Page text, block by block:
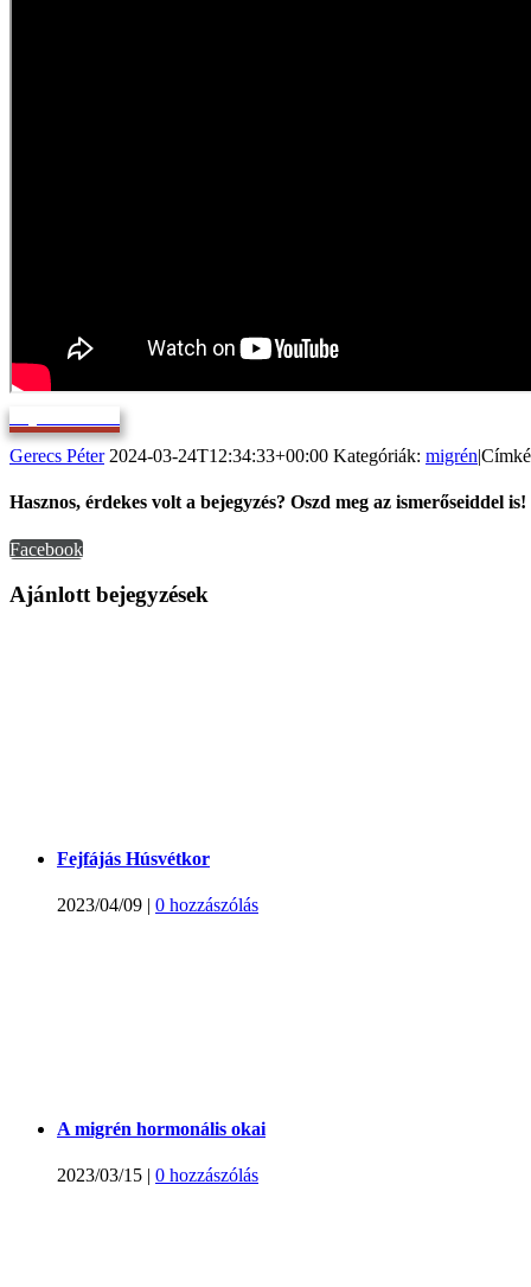
Gerecs Péter 2024-03-24T12:34:33+00:00 Kategóriák: migrén|
Hasznos, érdekes volt a bejegyzés? Oszd meg az ismerőseiddel is!
Facebook
Ajánlott bejegyzések
Fejfájás Húsvétkor
2023/04/09 | 0 hozzászólás
A migrén hormonális okai
2023/03/15 | 0 hozzászólás